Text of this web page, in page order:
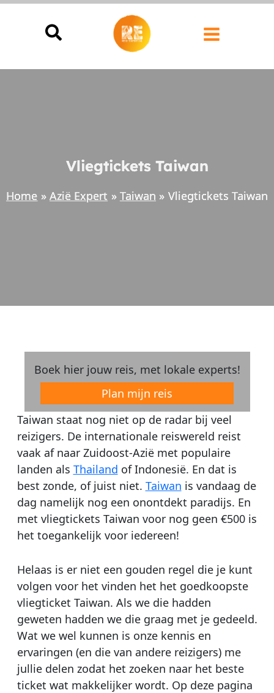
Ga
Vliegtickets Taiwan
Home Azië Expert Taiwan Vliegtickets Taiwan
Boek hier jouw reis, met lokale experts!
Plan mijn reis
Taiwan staat nog niet op de radar bij veel
reizigers. De internationale reiswereld reist
vaak af naar Zuidoost-Azië met populaire
landen als Thailand of Indonesië. En dat is
best zonde, of juist niet. Taiwan is vandaag de
dag namelijk nog een onontdekt paradijs. En
met vliegtickets Taiwan voor nog geen €500 is
het toegankelijk voor iedereen!
Helaas is er niet een gouden regel die je kunt
volgen voor het vinden het het goedkoopste
vliegticket Taiwan. Als we die hadden
geweten hadden we die graag met je gedeeld.
Wat we wel kunnen is onze kennis en
ervaringen (en die van andere reizigers) me
jullie delen zodat het zoeken naar het beste
ticket wat makkelijker wordt. Op deze pagina